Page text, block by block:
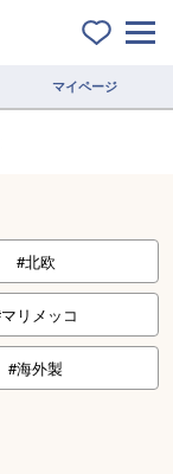
マイページ
北欧
マリメッコ
海外製